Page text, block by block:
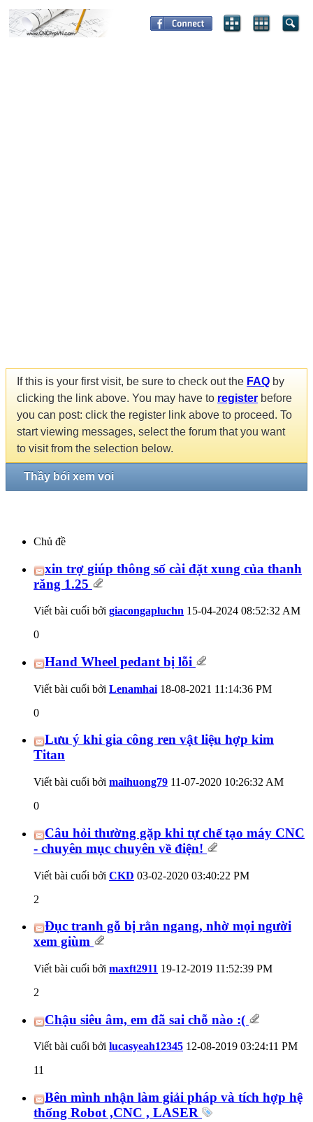
If this is your first visit, be sure to check out the FAQ by
clicking the link above. You may have to register before
you can post: click the register link above to proceed. To
start viewing messages, select the forum that you want
to visit from the selection below.
Thầy bói xem voi
Chủ đề
xin trợ giúp thông số cài đặt xung của thanh
răng 1.25
Viết bài cuối bởi giacongapluchn 15-04-2024 08:52:32 AM
0
Hand Wheel pedant bị lỗi
Viết bài cuối bởi Lenamhai 18-08-2021 11:14:36 PM
0
Lưu ý khi gia công ren vật liệu hợp kim
Titan
Viết bài cuối bởi maihuong79 11-07-2020 10:26:32 AM
0
Câu hỏi thường gặp khi tự chế tạo máy CNC
- chuyên mục chuyên về điện!
Viết bài cuối bởi CKD 03-02-2020 03:40:22 PM
2
Đục tranh gỗ bị rằn ngang, nhờ mọi người
xem giùm
Viết bài cuối bởi maxft2911 19-12-2019 11:52:39 PM
2
Chậu siêu âm, em đã sai chỗ nào :(
Viết bài cuối bởi lucasyeah12345 12-08-2019 03:24:11 PM
11
Bên mình nhận làm giải pháp và tích hợp hệ
thống Robot ,CNC , LASER